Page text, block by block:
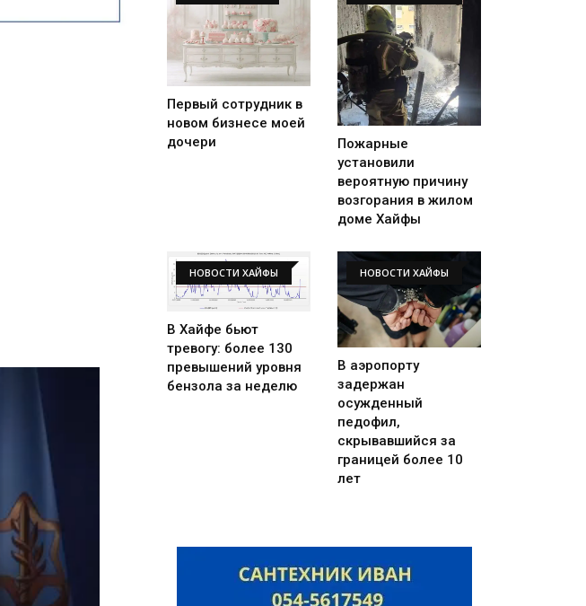
Первый сотрудник в
новом бизнесе моей
дочери
Пожарные
установили
вероятную причину
возгорания в жилом
доме Хайфы
НОВОСТИ ХАЙФЫ
В Хайфе бьют
тревогу: более 130
превышений уровня
бензола за неделю
НОВОСТИ ХАЙФЫ
В аэропорту
задержан
осужденный
педофил,
скрывавшийся за
границей более 10
лет